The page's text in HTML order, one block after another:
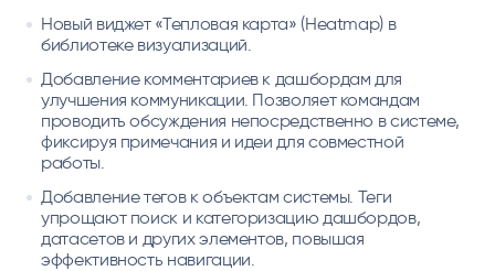
Новый виджет «Тепловая карта» (Heatmap) в
библиотеке визуализаций.
Добавление комментариев к дашбордам для
улучшения коммуникации. Позволяет командам
проводить обсуждения непосредственно в системе,
фиксируя примечания и идеи для совместной
работы.
Добавление тегов к объектам системы. Теги
упрощают поиск и категоризацию дашбордов,
датасетов и других элементов, повышая
эффективность навигации. ​